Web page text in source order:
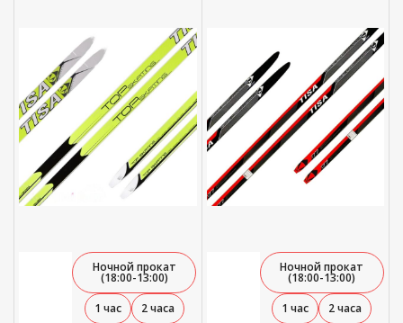
Ночной прокат
(18:00-13:00)
1 час
2 часа
Ночной прокат
(18:00-13:00)
1 час
2 часа